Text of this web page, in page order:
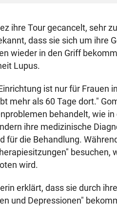
ihre Tour gecancelt, sehr
dass sie sich um ihre
wieder in den Griff
Lupus.
ist nur für Frauen
mehr als 60 Tage dort."
behandelt, wie
ihre medizinische
für die Behandlung.
besuchen,
wird.
erklärt, dass sie durch
und Depressionen"